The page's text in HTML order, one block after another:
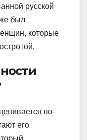
русской
был
которые
по-
его